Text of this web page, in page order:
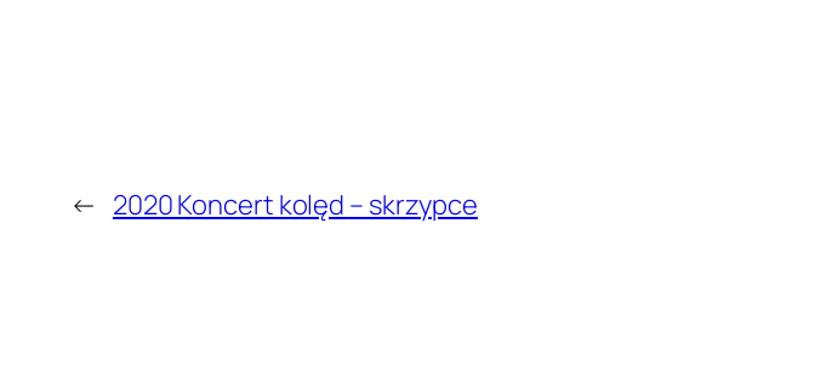
← 2020 Koncert kolęd – skrzypce